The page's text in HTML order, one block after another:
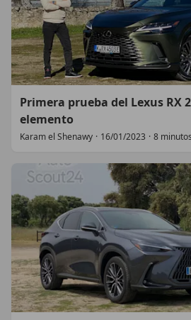
Primera prueba del Lexus RX
elemento
Karam el Shenawy · 16/01/2023 · 8